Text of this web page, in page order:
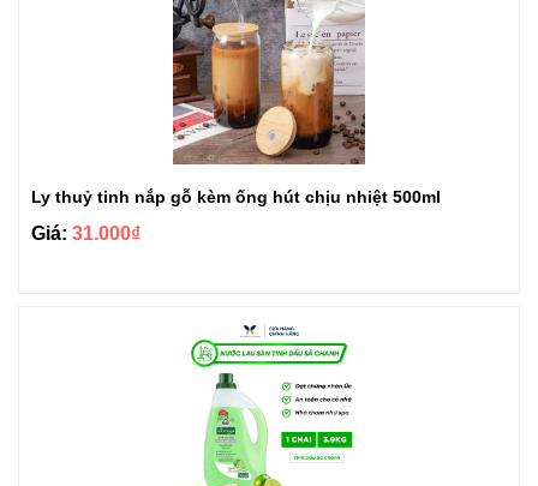
Ly thuỷ tinh nắp gỗ kèm ống hút chịu nhiệt 500ml
Giá: 31.000₫